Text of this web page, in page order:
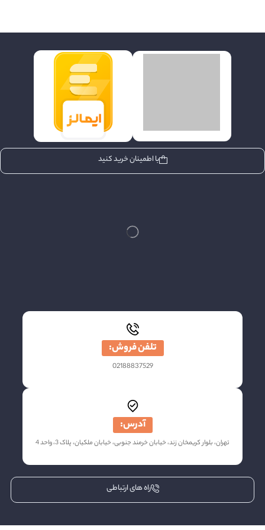
با اطمینان خرید کنید
تلفن فروش:
02188837529
آدرس:
تهران، بلوار کریمخان زند، خیابان خرمند جنوبی، خیابان ملکیان، پلاک 3، واحد 4
راه های ارتباطی